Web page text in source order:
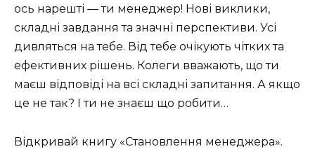
ось нарешті — ти менеджер! Нові виклики,
складні завдання та значні перспективи. Усі
дивляться на тебе. Від тебе очікують чітких та
ефективних рішень. Колеги вважають, що ти
маєш відповіді на всі складні запитання. А якщо
це не так? І ти не знаєш що робити…
Відкривай книгу «Становлення менеджера».